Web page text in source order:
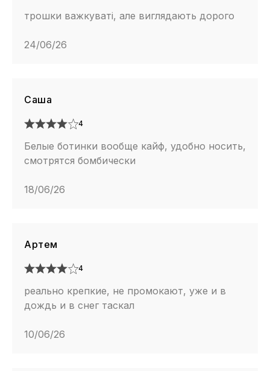
трошки важкуваті, але виглядають дорого
24/06/26
Саша
4
Белые ботинки вообще кайф, удобно носить,
смотрятся бомбически
18/06/26
Артем
4
реально крепкие, не промокают, уже и в
дождь и в снег таскал
10/06/26